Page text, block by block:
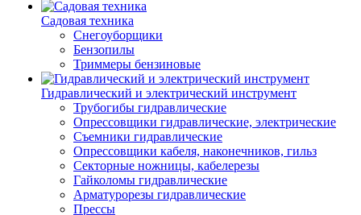
Садовая техника
Снегоуборщики
Бензопилы
Триммеры бензиновые
Гидравлический и электрический инструмент
Трубогибы гидравлические
Опрессовщики гидравлические, электрические
Съемники гидравлические
Опрессовщики кабеля, наконечников, гильз
Секторные ножницы, кабелерезы
Гайколомы гидравлические
Арматурорезы гидравлические
Прессы